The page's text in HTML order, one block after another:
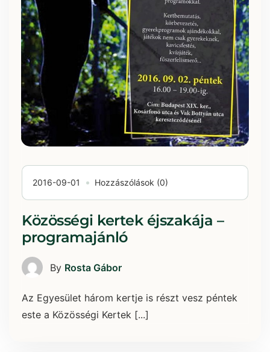
2016-09-01 Hozzászólások (0)
Közösségi kertek éjszakája –
programajánló
By Rosta Gábor
Az Egyesület három kertje is részt vesz péntek
este a Közösségi Kertek [...]